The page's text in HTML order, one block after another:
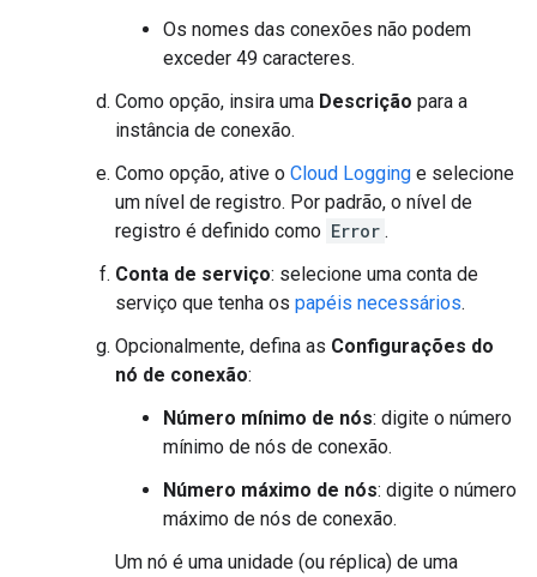
Os nomes das conexões não podem
exceder 49 caracteres.
Como opção, insira uma Descrição para a
instância de conexão.
Como opção, ative o Cloud Logging e selecione
um nível de registro. Por padrão, o nível de
registro é definido como Error .
Conta de serviço: selecione uma conta de
serviço que tenha os papéis necessários.
Opcionalmente, defina as Configurações do
nó de conexão:
Número mínimo de nós: digite o número
mínimo de nós de conexão.
Número máximo de nós: digite o número
máximo de nós de conexão.
Um nó é uma unidade (ou réplica) de uma